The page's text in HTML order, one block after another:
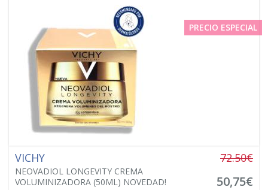
PRECIO ESPECIAL
VICHY
NEOVADIOL LONGEVITY CREMA
VOLUMINIZADORA (50ML) NOVEDAD!
72.50€
50,75€